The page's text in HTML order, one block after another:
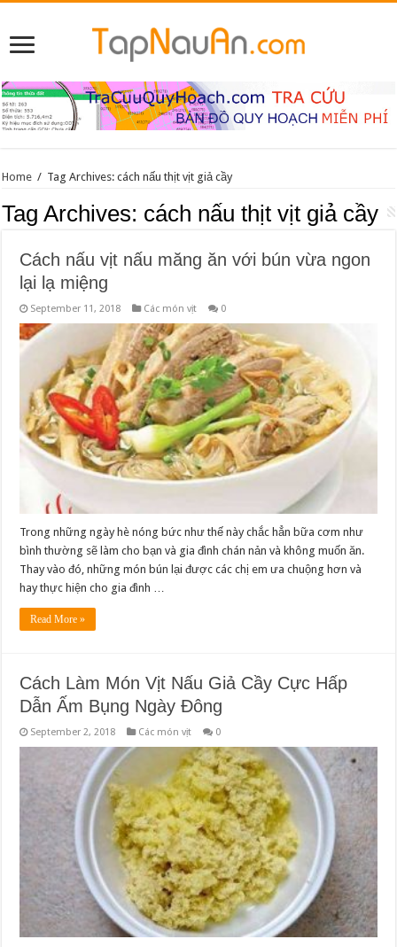
Home / Tag Archives: cách nấu thịt vịt giả cầy
Tag Archives: cách nấu thịt vịt giả cầy
Cách nấu vịt nấu măng ăn với bún vừa ngon
lại lạ miệng
September 11, 2018 Các món vịt 0
Trong những ngày hè nóng bức như thế này chắc hẳn bữa cơm như
bình thường sẽ làm cho bạn và gia đình chán nản và không muốn ăn.
Thay vào đó, những món bún lại được các chị em ưa chuộng hơn và
hay thực hiện cho gia đình …
Read More »
Cách Làm Món Vịt Nấu Giả Cầy Cực Hấp
Dẫn Ấm Bụng Ngày Đông
September 2, 2018 Các món vịt 0